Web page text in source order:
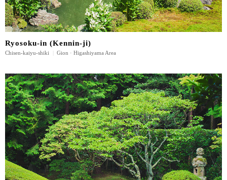
Ryosoku-in (Kennin-ji)
Chisen-kaiyu-shiki Gion · Higashiyama Area